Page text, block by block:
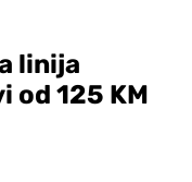
linija
od 125 KM